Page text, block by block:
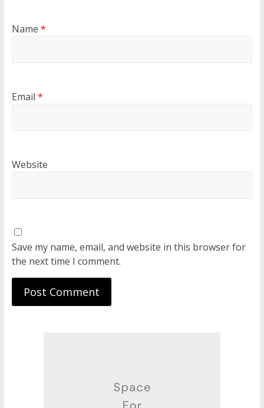
Name *
Email *
Website
Save my name, email, and website in this browser for
the next time I comment.